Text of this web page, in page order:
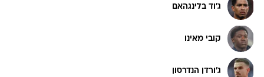
ג'וד בלינגהאם
קובי מאינו
ג'ורדן הנדרסון